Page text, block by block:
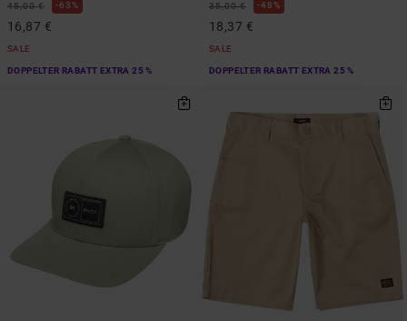
45,00 € 63%
16,87 €
SALE
DOPPELTER RABATT EXTRA 25 %
35,00 € 48%
18,37 €
SALE
DOPPELTER RABATT EXTRA 25 %